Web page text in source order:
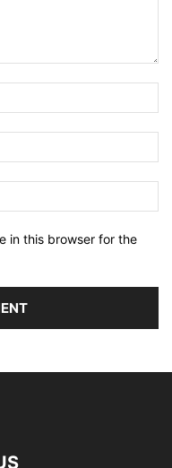
in this browser for the